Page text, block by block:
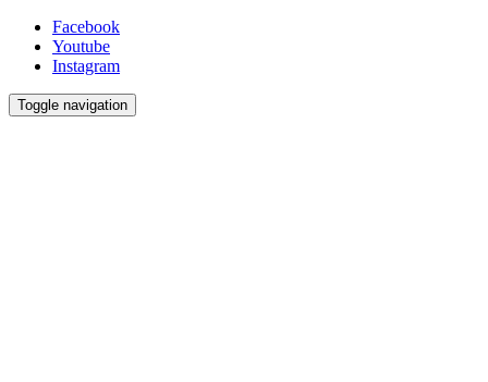
Facebook
Youtube
Instagram
Toggle navigation